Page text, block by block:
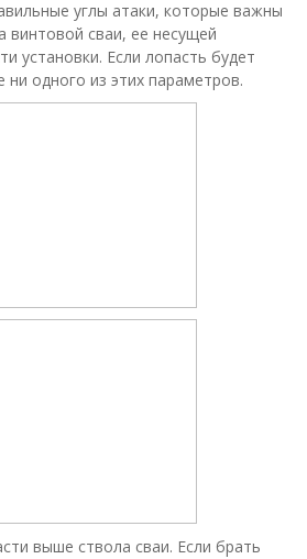
углы атаки, которые важны
сваи, ее несущей
установки. Если лопасть будет
ни одного из этих параметров.
выше ствола сваи. Если брать